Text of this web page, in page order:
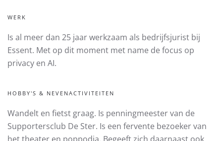
WERK
Is al meer dan 25 jaar werkzaam als bedrijfsjurist bij
Essent. Met op dit moment met name de focus op
privacy en AI.
HOBBY'S & NEVENACTIVITEITEN
Wandelt en fietst graag. Is penningmeester van de
Supportersclub De Ster. Is een fervente bezoeker van